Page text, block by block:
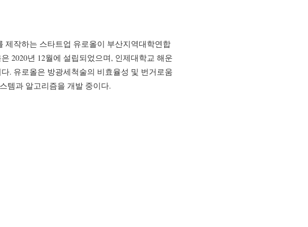
제작하는 스타트업 유로올이 부산지역대학연합
2020년 12월에 설립되었으며, 인제대학교 해운
. 유로올은 방광세척술의 비효율성 및 번거로움
템과 알고리즘을 개발 중이다.